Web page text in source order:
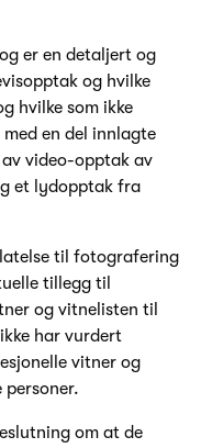
er en detaljert og
og hvilke
hvilke som ikke
en del innlagte
video-opptak av
et lydopptak fra
til fotografering
tillegg til
og vitnelisten til
har vurdert
vitner og
om at de